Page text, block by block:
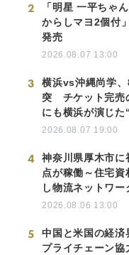
2
「明星 一平ちゃ
からしマヨ2個付
発売
2026.08.07 13:00
3
横浜vs沖縄尚学
突 チケット完売
にも横浜が演じた
2026.08.07 19:00
4
神奈川県厚木市に
点が稼働～住宅
し物流ネットワー
2026.08.06 13:00
5
中国と米国の経済
プライチェーン